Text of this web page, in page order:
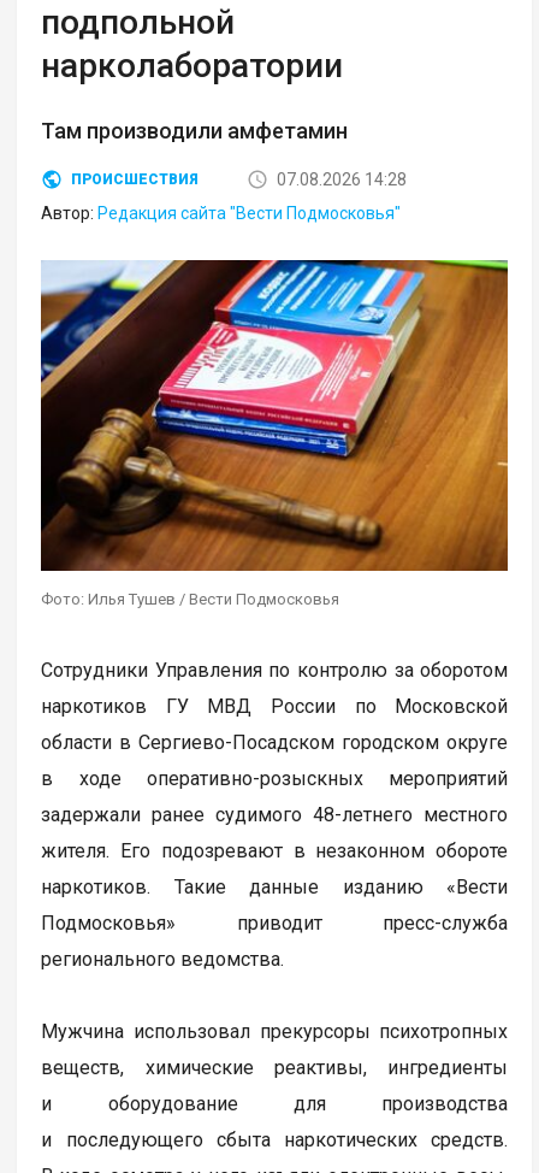
подпольной
нарколаборатории
Там производили амфетамин
ПРОИСШЕСТВИЯ
07.08.2026 14:28
Автор: Редакция сайта "Вести Подмосковья"
Фото: Илья Тушев / Вести Подмосковья
Сотрудники Управления по контролю за оборотом
наркотиков ГУ МВД России по Московской
области в Сергиево-Посадском городском округе
в ходе оперативно-розыскных мероприятий
задержали ранее судимого 48-летнего местного
жителя. Его подозревают в незаконном обороте
наркотиков. Такие данные изданию «Вести
Подмосковья» приводит пресс-служба
регионального ведомства.
Мужчина использовал прекурсоры психотропных
веществ, химические реактивы, ингредиенты
и оборудование для производства
и последующего сбыта наркотических средств.